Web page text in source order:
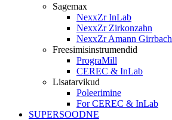
Sagemax
NexxZr InLab
NexxZr Zirkonzahn
NexxZr Amann Girrbach
Freesimisinstrumendid
PrograMill
CEREC & InLab
Lisatarvikud
Poleerimine
For CEREC & InLab
SUPERSOODNE